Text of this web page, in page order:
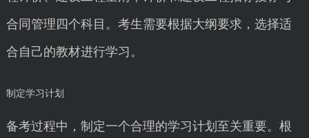
合同管理四个科目。考生需要根据大纲要求，选择适
合自己的教材进行学习。
制定学习计划
备考过程中，制定一个合理的学习计划至关重要。根